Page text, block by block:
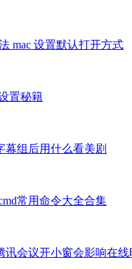
mac 设置默认打开方式
置秘籍
幕组后用什么看美剧
常用命令大全合集
讯会议开小窗会影响在线